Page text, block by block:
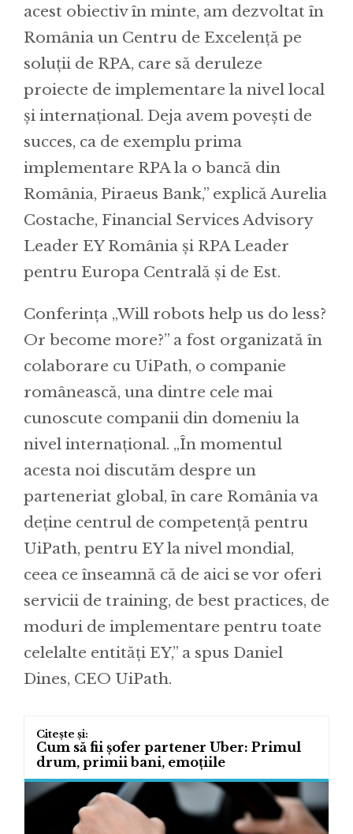
acest obiectiv în minte, am dezvoltat în
România un Centru de Excelență pe
soluții de RPA, care să deruleze
proiecte de implementare la nivel local
și internațional. Deja avem povești de
succes, ca de exemplu prima
implementare RPA la o bancă din
România, Piraeus Bank,” explică Aurelia
Costache, Financial Services Advisory
Leader EY România și RPA Leader
pentru Europa Centrală și de Est.
Conferința „Will robots help us do less?
Or become more?” a fost organizată în
colaborare cu UiPath, o companie
românească, una dintre cele mai
cunoscute companii din domeniu la
nivel internațional. „În momentul
acesta noi discutăm despre un
parteneriat global, în care România va
deține centrul de competență pentru
UiPath, pentru EY la nivel mondial,
ceea ce înseamnă că de aici se vor oferi
servicii de training, de best practices, de
moduri de implementare pentru toate
celelalte entități EY,” a spus Daniel
Dines, CEO UiPath.
Cum să fii șofer partener Uber: Primul
drum, primii bani, emoțiile